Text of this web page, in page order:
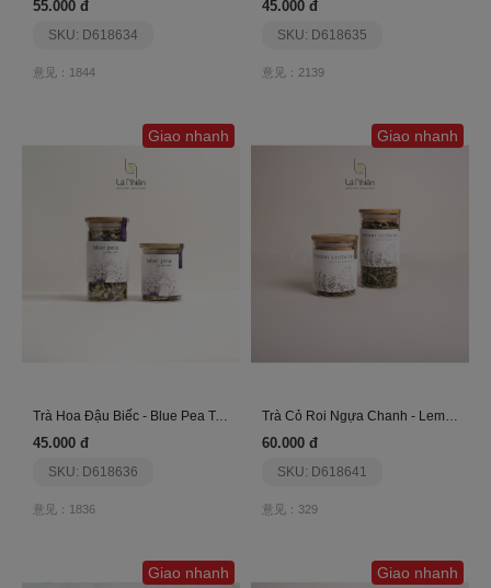
55.000 đ
SKU: D618634
意见：1844
45.000 đ
SKU: D618635
意见：2139
Giao nhanh
Trà Hoa Đậu Biếc - Blue Pea Tea Tea - Là Nhiên
45.000 đ
SKU: D618636
意见：1836
Giao nhanh
Trà Cỏ Roi Ngựa Chanh - Lemon Verbena - Là Nhiên
60.000 đ
SKU: D618641
意见：329
Giao nhanh Giao nhanh